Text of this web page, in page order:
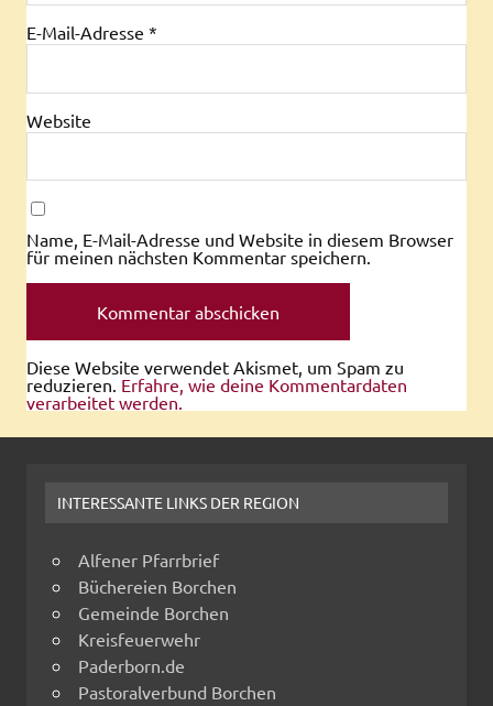
E-Mail-Adresse *
Website
Name, E-Mail-Adresse und Website in diesem Browser
für meinen nächsten Kommentar speichern.
Diese Website verwendet Akismet, um Spam zu
reduzieren. Erfahre, wie deine Kommentardaten
verarbeitet werden.
INTERESSANTE LINKS DER REGION
Alfener Pfarrbrief
Büchereien Borchen
Gemeinde Borchen
Kreisfeuerwehr
Paderborn.de
Pastoralverbund Borchen